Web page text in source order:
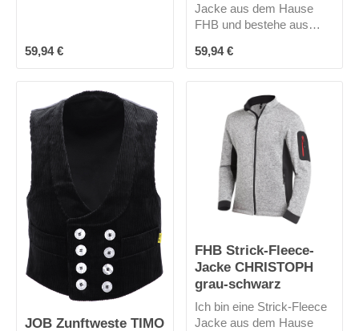
habe keine Kapuze.
Regulärer Preis:
59,94 €
Jacke aus dem Hause
FHB und bestehe aus
bin ich sehr warm und
leicht. Meine körpernahe,
macht eine gute Figur. Ich
habe keine Kapuze.
Regulärer Preis:
59,94 €
JOB Zunftweste TIMO
FHB Strick-Fleece-
Jacke CHRISTOPH
grau-schwarz
Ich bin eine Strick-Fleece
Jacke aus dem Hause